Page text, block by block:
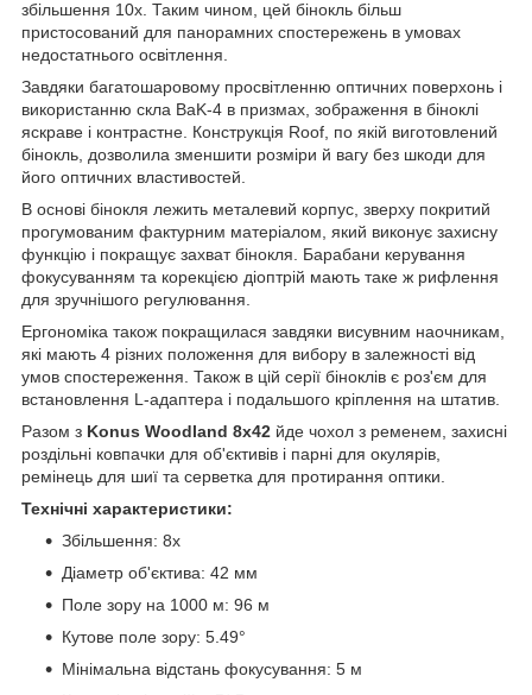
збільшення 10х. Таким чином, цей бінокль більш
пристосований для панорамних спостережень в умовах
недостатнього освітлення.
Завдяки багатошаровому просвітленню оптичних поверхонь і
використанню скла BaK-4 в призмах, зображення в біноклі
яскраве і контрастне. Конструкція Roof, по якій виготовлений
бінокль, дозволила зменшити розміри й вагу без шкоди для
його оптичних властивостей.
В основі бінокля лежить металевий корпус, зверху покритий
прогумованим фактурним матеріалом, який виконує захисну
функцію і покращує захват бінокля. Барабани керування
фокусуванням та корекцією діоптрій мають таке ж рифлення
для зручнішого регулювання.
Ергономіка також покращилася завдяки висувним наочникам,
які мають 4 різних положення для вибору в залежності від
умов спостереження. Також в цій серії біноклів є роз'єм для
встановлення L-адаптера і подальшого кріплення на штатив.
Разом з Konus Woodland 8x42 йде чохол з ременем, захисні
роздільні ковпачки для об'єктивів і парні для окулярів,
ремінець для шиї та серветка для протирання оптики.
Технічні характеристики:
Збільшення: 8x
Діаметр об'єктива: 42 мм
Поле зору на 1000 м: 96 м
Кутове поле зору: 5.49°
Мінімальна відстань фокусування: 5 м